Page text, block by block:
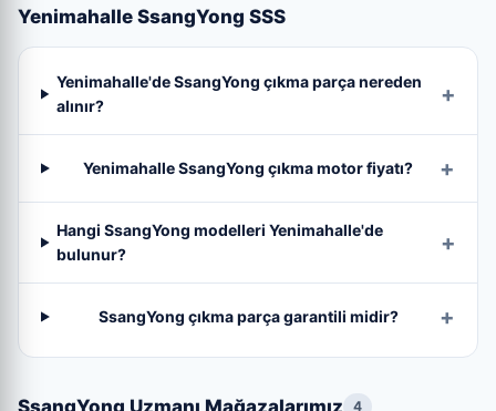
Yenimahalle SsangYong SSS
Yenimahalle'de SsangYong çıkma parça nereden
alınır?
Yenimahalle SsangYong çıkma motor fiyatı?
Hangi SsangYong modelleri Yenimahalle'de
bulunur?
SsangYong çıkma parça garantili midir?
SsangYong Uzmanı Mağazalarımız 4